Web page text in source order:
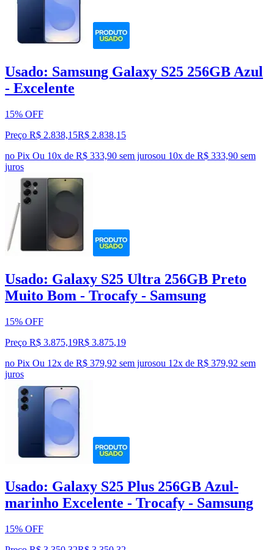
Usado: Samsung Galaxy S25 256GB Azul
- Excelente
15% OFF
Preço R$ 2.838,15R$ 2.838,15
no Pix Ou 10x de R$ 333,90 sem jurosou 10x de R$ 333,90 sem
juros
Usado: Galaxy S25 Ultra 256GB Preto
Muito Bom - Trocafy - Samsung
15% OFF
Preço R$ 3.875,19R$ 3.875,19
no Pix Ou 12x de R$ 379,92 sem jurosou 12x de R$ 379,92 sem
juros
Usado: Galaxy S25 Plus 256GB Azul-
marinho Excelente - Trocafy - Samsung
15% OFF